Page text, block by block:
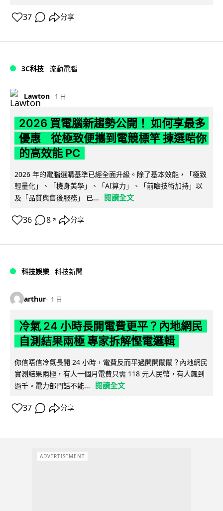
37 分享
3C科技 流動電腦
Lawton 1 日
2026 買電腦新趨勢公開！ 如何享最多
優惠 從極致便攜到電競標竿 揀選啱你
的高效能 PC
2026 年的電腦選購基準已經全面升級。除了基本效能，「極致
輕量化」、「機身美學」、「AI算力」、「前瞻技術加持」以
及「品質與售後服務」 已...
閱讀全文
36 8 ↗ 分享
科技娛樂 科技新聞
arthur 1 日
冷氣 24 小時長開電費更平？內地網民
自測結果兩極 專家拆解慳電邏輯
你信唔信冷氣長開 24 小時，電費反而平過開開關關？內地網民
實測結果兩極，有人一個月電費只需 118 元人民幣，有人飆到
過千。電力部門話不能...
閱讀全文
37 分享
ADVERTISEMENT